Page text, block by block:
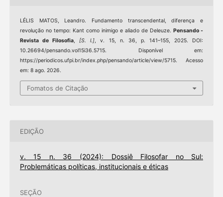
LÉLIS MATOS, Leandro. Fundamento transcendental, diferença e
revolução no tempo: Kant como inimigo e aliado de Deleuze.Pensando -
Revista de Filosofia,[S. l.], v. 15, n. 36, p. 141–155, 2025. DOI:
10.26694/pensando.vol15i36.5715. Disponível em:
https://periodicos.ufpi.br/index.php/pensando/article/view/5715. Acesso
em: 8 ago. 2026.
Fomatos de Citação
EDIÇÃO
v. 15 n. 36 (2024): Dossiê Filosofar no Sul:
Problemáticas políticas, institucionais e éticas
SEÇÃO